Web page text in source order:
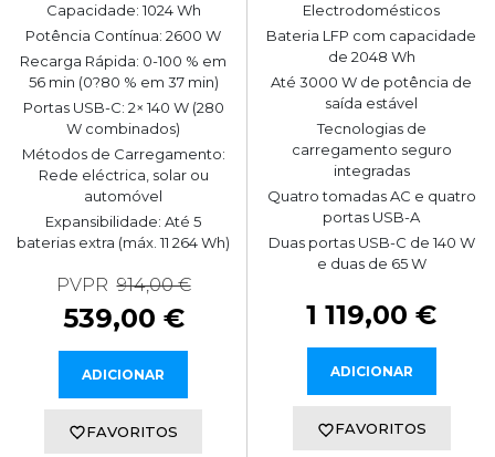
Capacidade: 1024 Wh
Potência Contínua: 2600 W
Recarga Rápida: 0-100 % em
56 min (0?80 % em 37 min)
Portas USB-C: 2× 140 W (280
W combinados)
Métodos de Carregamento:
Rede eléctrica, solar ou
automóvel
Expansibilidade: Até 5
baterias extra (máx. 11 264 Wh)
PVPR 914,00 €
539,00 €
ADICIONAR
FAVORITOS
Electrodomésticos
Bateria LFP com capacidade
de 2048 Wh
Até 3000 W de potência de
saída estável
Tecnologias de
carregamento seguro
integradas
Quatro tomadas AC e quatro
portas USB-A
Duas portas USB-C de 140 W
e duas de 65 W
1 119,00 €
ADICIONAR
FAVORITOS